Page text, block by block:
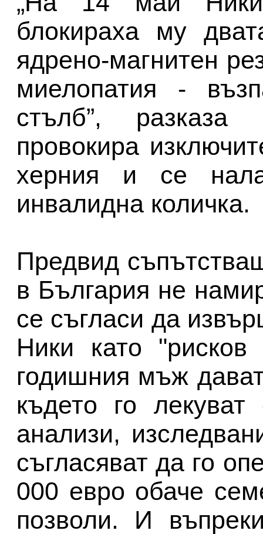
блокираха му
ядрено-магнитен
миелопатия -
стълб”, разказа
провокира
херния и се
инвалидна количка.
Предвид
в България не
се съгласи да
Ники като
годишния мъж
където го
анализи,
съгласяват да го
000 евро обаче
позволи. И